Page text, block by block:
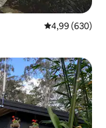
Évaluation
4,99 (630)